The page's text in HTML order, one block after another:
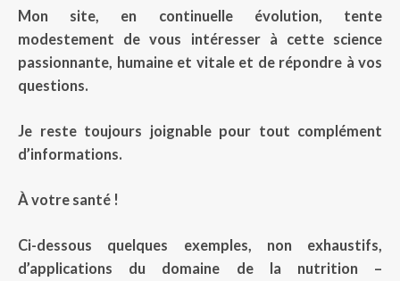
Mon site, en continuelle évolution, tente
modestement de vous intéresser à cette science
passionnante, humaine et vitale et de répondre à vos
questions.
Je reste toujours joignable pour tout complément
d’informations.
À votre santé !
Ci-dessous quelques exemples, non exhaustifs,
d’applications du domaine de la nutrition –